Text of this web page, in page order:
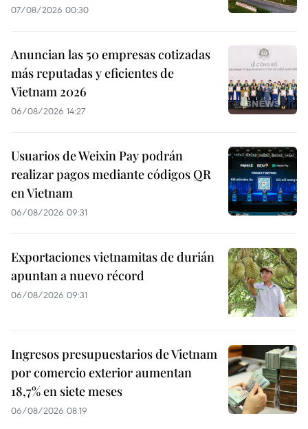
07/08/2026 00:30
Anuncian las 50 empresas cotizadas
más reputadas y eficientes de
Vietnam 2026
06/08/2026 14:27
Usuarios de Weixin Pay podrán
realizar pagos mediante códigos QR
en Vietnam
06/08/2026 09:31
Exportaciones vietnamitas de durián
apuntan a nuevo récord
06/08/2026 09:31
Ingresos presupuestarios de Vietnam
por comercio exterior aumentan
18,7% en siete meses
06/08/2026 08:19